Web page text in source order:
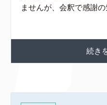
ませんが、会釈で感謝
続き